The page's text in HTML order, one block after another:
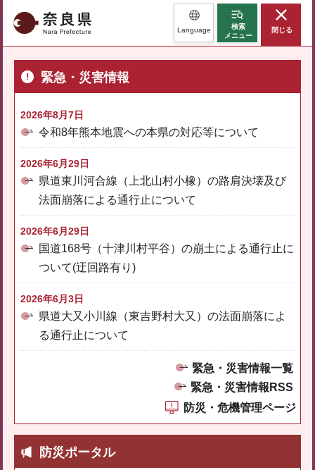
奈良県 Language
検索
メニュー
閉じる
緊急・災害情報
2026年8月7日
令和8年熊本地震への本県の対応等について
2026年6月29日
県道東川河合線（上北山村小橡）の路肩決壊及び
法面崩落による通行止について
2026年6月29日
国道168号（十津川村平谷）の崩土による通行止に
ついて(迂回路有り)
2026年6月3日
県道大又小川線（東吉野村大又）の法面崩落によ
る通行止について
緊急・災害情報一覧
緊急・災害情報RSS
防災・危機管理ページ
防災ポータル